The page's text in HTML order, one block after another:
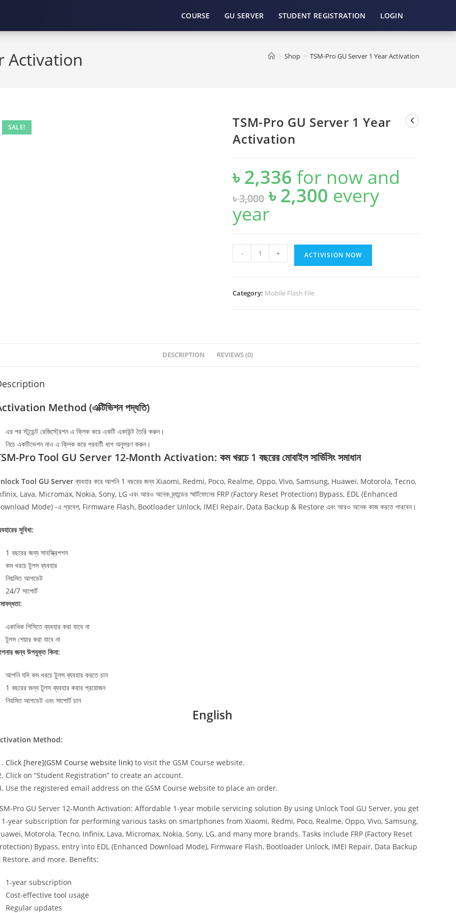
COURSE GU SERVER STUDENT REGISTRATION LOGIN
Activation > Shop > TSM-Pro GU Server 1 Year Activation
SALE!
TSM-Pro GU Server 1 Year
Activation
৳2,336 for now and
৳3,000
Original
price
was:
৳ 3,000.
৳2,300 price
is:every
year
Pro
- + ACTIVISION NOW
Category: Mobile Flash File
DESCRIPTION REVIEWS (0)
Method (এক্টিভিশন পদ্ধতি)
এর পর স্টুডেন্ট রেজিস্ট্রেশন এ ক্লিক করে একটি একাউন্ট তৈরি করুন।
নিচে একটিভেশন নাও এ ক্লিক করে পরবর্তী ধাপ অনুসরণ করুন।
Pro Tool GU Server 12-Month Activation: কম খরচে 1 বছরের মোবাইল সার্ভিসিং সমাধান
Tool GU Serverব্যবহার করে আপনি 1 বছরের জন্য Xiaomi, Redmi, Poco, Realme, Oppo, Vivo, Samsung, Huawei, Motorola, Tecno,
Lava, Micromax, Nokia, Sony, LG এবং আরও অনেক ব্র্যান্ডের স্মার্টফোনের FRP (Factory Reset Protection) Bypass, EDL (Enhanced
Mode) -এ প্রবেশ, Firmware Flash, Bootloader Unlock, IMEI Repair, Data Backup & Restore এবং আরও অনেক কাজ করতে পারবেন।
সুবিধা:
1 বছরের জন্য সাবস্ক্রিপশন
কম খরচে টুলস ব্যবহার
নিয়মিত আপডেট
24/7 সাপোর্ট
একাধিক পিসিতে ব্যবহার করা যাবে না
টুলস শেয়ার করা যাবে না
জন্য উপযুক্ত কিনা:
আপনি যদি কম খরচে টুলস ব্যবহার করতে চান
1 বছরের জন্য টুলস ব্যবহার করার প্রয়োজন
নিয়মিত আপডেট এবং সাপোর্ট চান
English
Method:
Click [here](GSM Course website link) to visit the GSM Course website.
Click on “Student Registration” to create an account.
Use the registered email address on the GSM Course website to place an order.
Pro GU Server 12-Month Activation: Affordable 1-year mobile servicing solution By using Unlock Tool GU Server, you get
1-year subscription for performing various tasks on smartphones from Xiaomi, Redmi, Poco, Realme, Oppo, Vivo, Samsung,
Motorola, Tecno, Infinix, Lava, Micromax, Nokia, Sony, LG, and many more brands. Tasks include FRP (Factory Reset
Bypass, entry into EDL (Enhanced Download Mode), Firmware Flash, Bootloader Unlock, IMEI Repair, Data Backup
Restore, and more. Benefits:
1-year subscription
Cost-effective tool usage
Regular updates